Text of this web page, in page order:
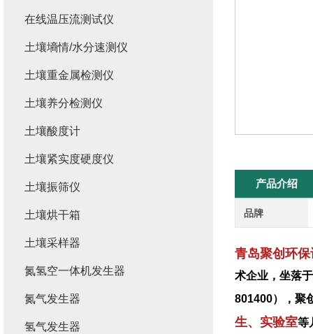
产品介绍
品牌
青岛聚创环
术企业，坐落
801400），聚
生、实验室等
在线温压流测试仪
土壤墒情/水分速测仪
土壤重金属检测仪
土壤养分检测仪
土壤酸度计
土壤紧实度硬度仪
土壤振筛仪
土壤烘干箱
土壤采样器
氮氢空一体机发生器
氮气发生器
氢气发生器